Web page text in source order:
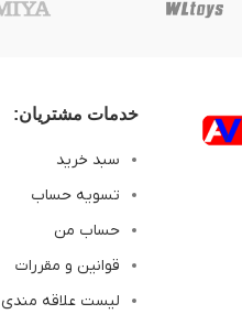
خدمات مشتریان:
سبد خرید
تسویه حساب
حساب من
قوانین و مقررات
لیست علاقه مندی